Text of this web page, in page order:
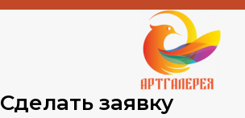
Сделать заявку